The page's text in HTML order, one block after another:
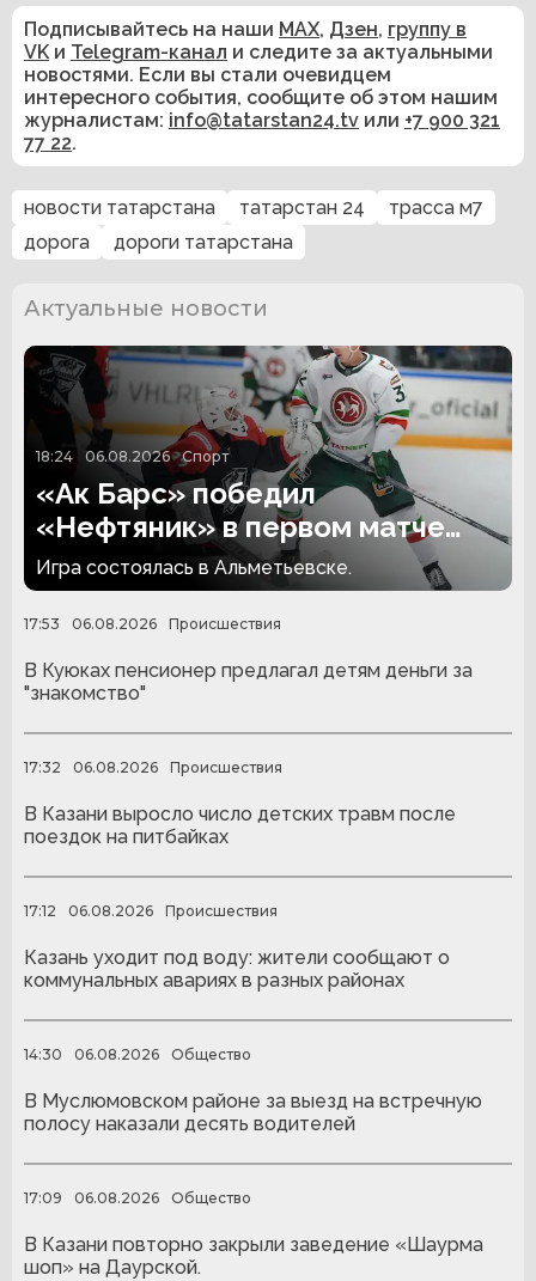
Подписывайтесь на наши MAX, Дзен, группу в
VK и Telegram-канал и следите за актуальными
новостями. Если вы стали очевидцем
интересного события, сообщите об этом нашим
журналистам: info@tatarstan24.tv или +7 900 321
77 22.
новости татарстана татарстан 24
трасса м7
дорога
дороги татарстана
Актуальные новости
18:24 06.08.2026 Спорт
«Ак Барс» победил
«Нефтяник» в первом матче
сезона
Игра состоялась в Альметьевске.
17:53 06.08.2026 Происшествия
В Куюках пенсионер предлагал детям деньги за
"знакомство"
17:32 06.08.2026 Происшествия
В Казани выросло число детских травм после
поездок на питбайках
17:12 06.08.2026 Происшествия
Казань уходит под воду: жители сообщают о
коммунальных авариях в разных районах
14:30 06.08.2026 Общество
В Муслюмовском районе за выезд на встречную
полосу наказали десять водителей
17:09 06.08.2026 Общество
В Казани повторно закрыли заведение «Шаурма
шоп» на Даурской.